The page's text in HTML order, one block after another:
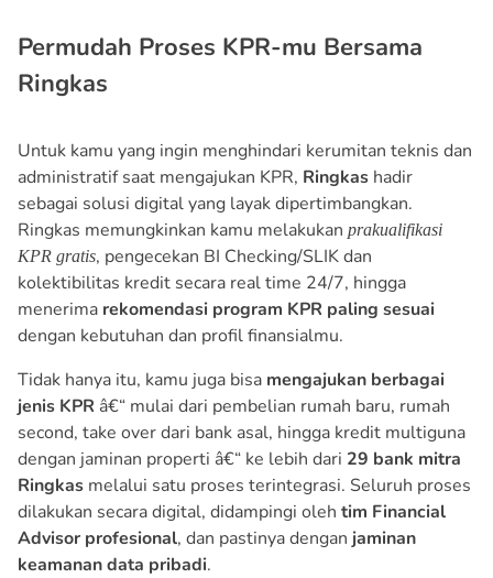
Permudah Proses KPR-mu Bersama
Ringkas
Untuk kamu yang ingin menghindari kerumitan teknis dan
administratif saat mengajukan KPR, Ringkas hadir
sebagai solusi digital yang layak dipertimbangkan.
Ringkas memungkinkan kamu melakukan prakualifikasi
KPR gratis, pengecekan BI Checking/SLIK dan
kolektibilitas kredit secara real time 24/7, hingga
menerima rekomendasi program KPR paling sesuai
dengan kebutuhan dan profil finansialmu.
Tidak hanya itu, kamu juga bisa mengajukan berbagai
jenis KPR â€“ mulai dari pembelian rumah baru, rumah
second, take over dari bank asal, hingga kredit multiguna
dengan jaminan properti â€“ ke lebih dari 29 bank mitra
Ringkas melalui satu proses terintegrasi. Seluruh proses
dilakukan secara digital, didampingi oleh tim Financial
Advisor profesional, dan pastinya dengan jaminan
keamanan data pribadi.